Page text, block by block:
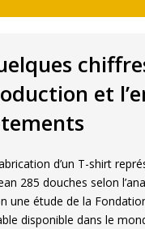
et
d’un T-shirt
285 douches selon
une étude de la
disponible dans le